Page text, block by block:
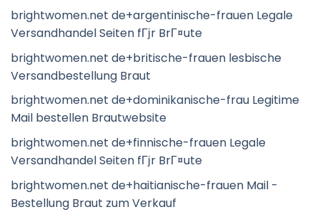
brightwomen.net de+argentinische-frauen Legale
Versandhandel Seiten fГјr BrГ¤ute
brightwomen.net de+britische-frauen lesbische
Versandbestellung Braut
brightwomen.net de+dominikanische-frau Legitime
Mail bestellen Brautwebsite
brightwomen.net de+finnische-frauen Legale
Versandhandel Seiten fГјr BrГ¤ute
brightwomen.net de+haitianische-frauen Mail -
Bestellung Braut zum Verkauf